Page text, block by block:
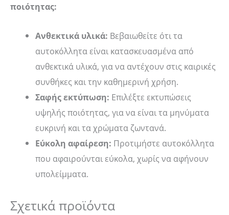
ποιότητας:
Ανθεκτικά υλικά: Βεβαιωθείτε ότι τα
αυτοκόλλητα είναι κατασκευασμένα από
ανθεκτικά υλικά, για να αντέχουν στις καιρικές
συνθήκες και την καθημερινή χρήση.
Σαφής εκτύπωση: Επιλέξτε εκτυπώσεις
υψηλής ποιότητας, για να είναι τα μηνύματα
ευκρινή και τα χρώματα ζωντανά.
Εύκολη αφαίρεση: Προτιμήστε αυτοκόλλητα
που αφαιρούνται εύκολα, χωρίς να αφήνουν
υπολείμματα.
Σχετικά προϊόντα